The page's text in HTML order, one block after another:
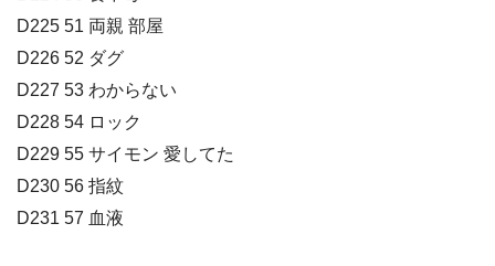
D225 51 両親 部屋
D226 52 ダグ
D227 53 わからない
D228 54 ロック
D229 55 サイモン 愛してた
D230 56 指紋
D231 57 血液